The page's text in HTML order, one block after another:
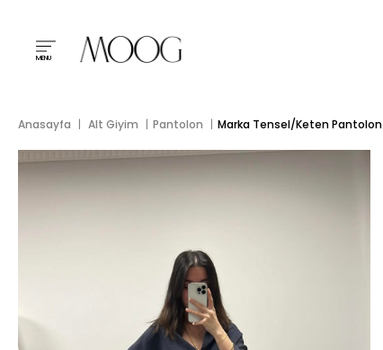
MENU
Anasayfa Alt Giyim Pantolon Marka Tensel/Keten Pantolon